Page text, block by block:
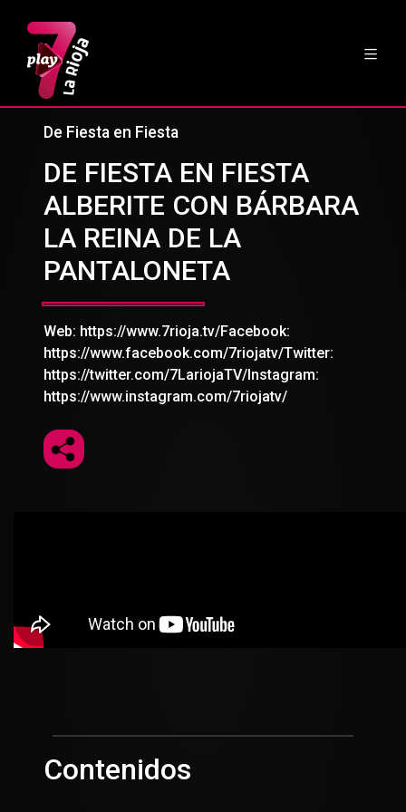
De Fiesta en Fiesta
DE FIESTA EN FIESTA
ALBERITE CON BÁRBARA
LA REINA DE LA
PANTALONETA
Web: https://www.7rioja.tv/Facebook:
https://www.facebook.com/7riojatv/Twitter:
https://twitter.com/7LariojaTV/Instagram:
https://www.instagram.com/7riojatv/
Contenidos